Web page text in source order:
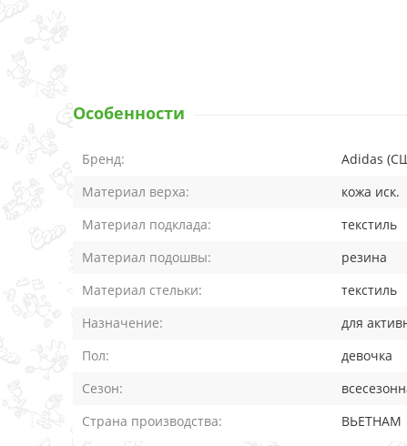
Особенности
Бренд:
Adidas
Материал верха:
кожа иск.
Материал подклада:
текстиль
Материал подошвы:
резина
Материал стельки:
текстиль
Назначение:
для
Пол:
девочка
Сезон:
Страна производства:
ВЬЕТНАМ